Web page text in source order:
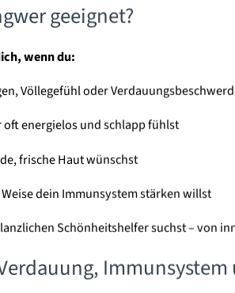
geeignet?
wenn du:
Völlegefühl oder
oft energielos und schlapp fühlst
frische Haut wünschst
dein Immunsystem stärken willst
Schönheitshelfer suchst – von
Immunsystem